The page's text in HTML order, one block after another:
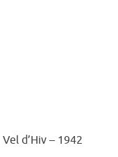
d’Hiv – 1942